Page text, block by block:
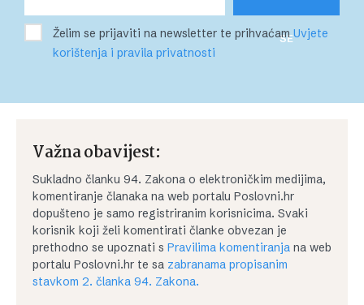
SE
Želim se prijaviti na newsletter te prihvaćamUvjete
korištenja i pravila privatnosti
Važna obavijest:
Sukladno članku 94. Zakona o elektroničkim medijima,
komentiranje članaka na web portalu Poslovni.hr
dopušteno je samo registriranim korisnicima. Svaki
korisnik koji želi komentirati članke obvezan je
prethodno se upoznati s Pravilima komentiranja na web
portalu Poslovni.hr te sa zabranama propisanim
stavkom 2. članka 94. Zakona.